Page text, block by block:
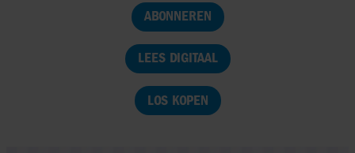
ABONNEREN
LEES DIGITAAL
LOS KOPEN